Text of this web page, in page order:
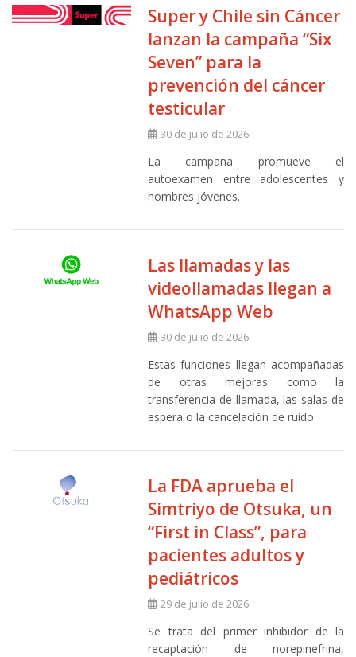
Super y Chile sin Cáncer
lanzan la campaña “Six
Seven” para la
prevención del cáncer
testicular
30 de julio de 2026
La campaña promueve el
autoexamen entre adolescentes y
hombres jóvenes.
Las llamadas y las
videollamadas llegan a
WhatsApp Web
30 de julio de 2026
Estas funciones llegan acompañadas
de otras mejoras como la
transferencia de llamada, las salas de
espera o la cancelación de ruido.
La FDA aprueba el
Simtriyo de Otsuka, un
“First in Class”, para
pacientes adultos y
pediátricos
29 de julio de 2026
Se trata del primer inhibidor de la
recaptación de norepinefrina,